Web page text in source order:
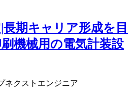
|長期キャリア形成を目
機械用の電気計装設
ネクストエンジニア